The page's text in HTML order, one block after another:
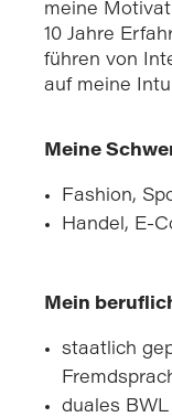
meine
10 Jahre
führen von
auf meine
Meine
Fashion,
Handel, E-
Mein
staatlich
duales